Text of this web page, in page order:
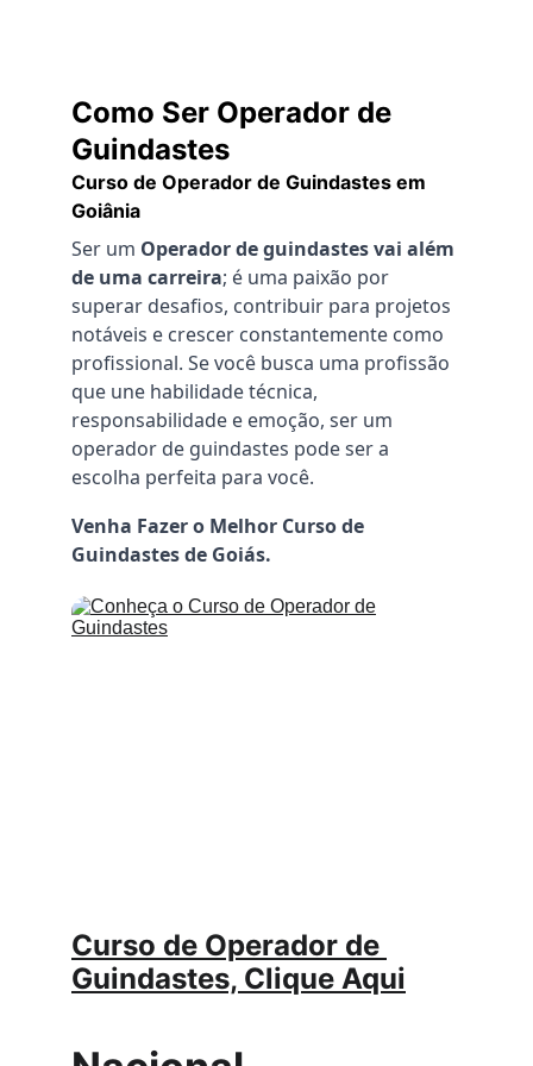
Curso de Operador de Guindastes em
Goiânia
Como Ser Operador de
Guindastes
Ser um Operador de guindastes vai além
de uma carreira; é uma paixão por
superar desafios, contribuir para projetos
notáveis e crescer constantemente como
profissional. Se você busca uma profissão
que une habilidade técnica,
responsabilidade e emoção, ser um
operador de guindastes pode ser a
escolha perfeita para você.
Venha Fazer o Melhor Curso de
Guindastes de Goiás.
Curso de Operador de
Guindastes, Clique Aqui